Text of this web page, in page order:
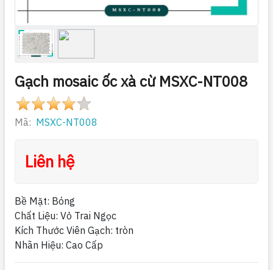
Gạch mosaic ốc xà cừ MSXC-NT008
Mã: MSXC-NT008
Liên hệ
Bề Mặt: Bóng
Chất Liệu: Vỏ Trai Ngọc
Kích Thước Viên Gạch: tròn
Nhãn Hiệu: Cao Cấp